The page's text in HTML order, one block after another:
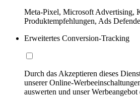
Meta-Pixel, Microsoft Advertising,
Produktempfehlungen, Ads
Erweitertes Conversion-Tracking
Durch das Akzeptieren dieses
unserer Online-
auswerten und unser